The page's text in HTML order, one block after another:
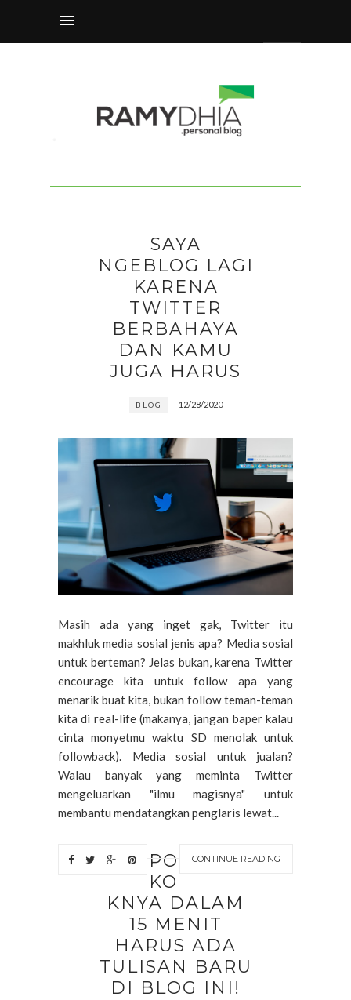
SAYA
NGEBLOG LAGI
KARENA
TWITTER
BERBAHAYA
DAN KAMU
JUGA HARUS
BLOG 12/28/2020
Masih ada yang inget gak, Twitter itu
makhluk media sosial jenis apa? Media sosial
untuk berteman? Jelas bukan, karena Twitter
encourage kita untuk follow apa yang
menarik buat kita, bukan follow teman-teman
kita di real-life (makanya, jangan baper kalau
cinta monyetmu waktu SD menolak untuk
followback). Media sosial untuk jualan?
Walau banyak yang meminta Twitter
mengeluarkan "ilmu magisnya" untuk
membantu mendatangkan penglaris lewat...
CONTINUE READING
PO
KO
KNYA DALAM
15 MENIT
HARUS ADA
TULISAN BARU
DI BLOG INI!